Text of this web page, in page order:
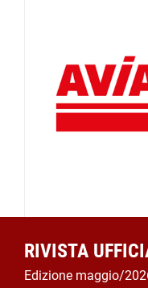
RIVISTA
Edizione maggio/